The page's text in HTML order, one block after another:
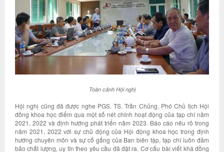
Toàn cảnh Hội nghị
Hội nghị cũng đã được nghe PGS. TS. Trần Chủng, Phó Chủ tịch Hội
đồng khoa học điểm qua một số nét chính hoạt động của tạp chí năm
2021, 2022 và định hướng phát triển năm 2023. Báo cáo nêu rõ trong
năm 2021, 2022 với sự chủ động của Hội động khoa học trong định
hướng chuyên môn và sự cố gắng của Ban biên tập, tạp chí luôn đảm
bảo chất lượng, uy tín theo yêu cầu đã đặt ra. Cơ cấu bài viết khá đồng